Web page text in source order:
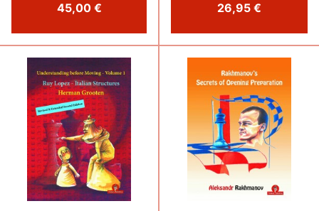
45,00 € 26,95 €